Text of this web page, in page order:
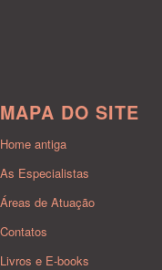
MAPA DO SITE
Home antiga
As Especialistas
Áreas de Atuação
Contatos
Livros e E-books